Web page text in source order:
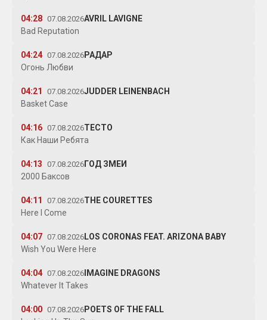
04:28 07.08.2026AVRIL LAVIGNE
Bad Reputation
04:24 07.08.2026 РАДАР
Огонь Любви
04:21 07.08.2026JUDDER LEINENBACH
Basket Case
04:16 07.08.2026ТЕСТО
Как Наши Ребята
04:13 07.08.2026 ГОД ЗМЕИ
2000 Баксов
04:11 07.08.2026THE COURETTES
Here I Come
04:07 07.08.2026 LOS CORONAS FEAT. ARIZONA BABY
Wish You Were Here
04:04 07.08.2026 IMAGINE DRAGONS
Whatever It Takes
04:00 07.08.2026 POETS OF THE FALL